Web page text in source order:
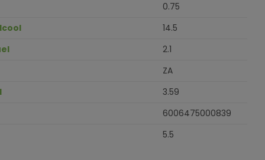
0.75
14.5
2.1
ZA
3.59
6006475000839
5.5